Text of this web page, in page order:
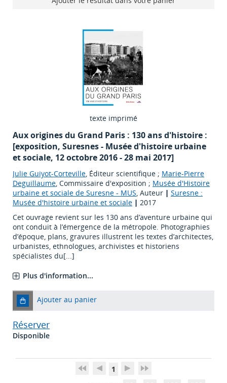
texte imprimé
Aux origines du Grand Paris : 130 ans d'histoire :
[exposition, Suresnes - Musée d'histoire urbaine
et sociale, 12 octobre 2016 - 28 mai 2017]
Julie Guiyot-Corteville, Éditeur scientifique ; Marie-Pierre
Deguillaume, Commissaire d'exposition ; Musée d'Histoire
urbaine et sociale de Suresne - MUS, Auteur | Suresne :
Musée d'histoire urbaine et sociale | 2017
Cet ouvrage revient sur les 130 ans d’aventure urbaine qui
ont conduit à l’émergence de la métropole. Photographies
d’époque, plans, gravures illustrent les textes d’architectes,
urbanistes, ethnologues, archivistes et historiens
spécialistes du[...]
Plus d'information...
Ajouter au panier
Réserver
Disponible
1